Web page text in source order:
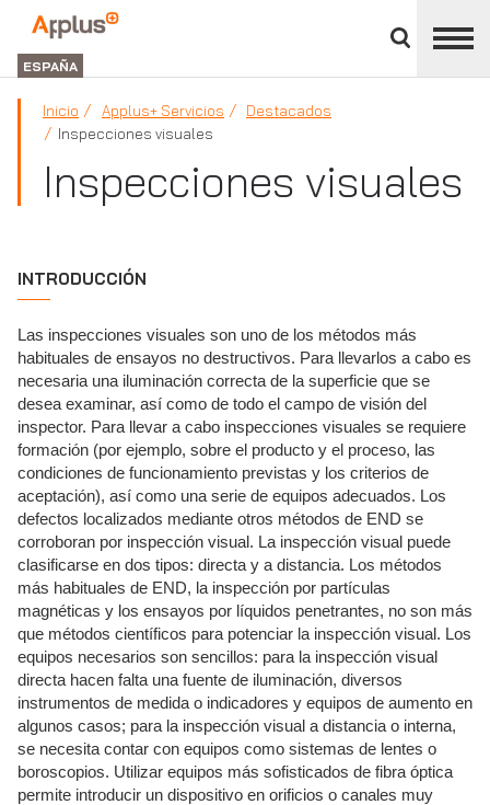
panel
Applus+
GROUP
ESPAÑA
Inicio Applus+ Servicios
Destacados
Inspecciones visuales
Inspecciones visuales
INTRODUCCIÓN
Las inspecciones visuales son uno de los métodos más
habituales de ensayos no destructivos. Para llevarlos a cabo es
necesaria una iluminación correcta de la superficie que se
desea examinar, así como de todo el campo de visión del
inspector. Para llevar a cabo inspecciones visuales se requiere
formación (por ejemplo, sobre el producto y el proceso, las
condiciones de funcionamiento previstas y los criterios de
aceptación), así como una serie de equipos adecuados. Los
defectos localizados mediante otros métodos de END se
corroboran por inspección visual. La inspección visual puede
clasificarse en dos tipos: directa y a distancia. Los métodos
más habituales de END, la inspección por partículas
magnéticas y los ensayos por líquidos penetrantes, no son más
que métodos científicos para potenciar la inspección visual. Los
equipos necesarios son sencillos: para la inspección visual
directa hacen falta una fuente de iluminación, diversos
instrumentos de medida o indicadores y equipos de aumento en
algunos casos; para la inspección visual a distancia o interna,
se necesita contar con equipos como sistemas de lentes o
boroscopios. Utilizar equipos más sofisticados de fibra óptica
permite introducir un dispositivo en orificios o canales muy